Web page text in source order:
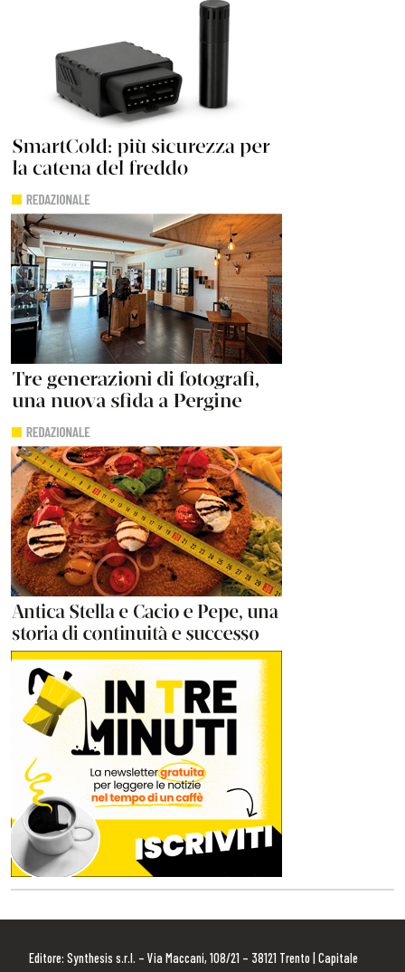
Editore: Synthesis s.r.l. – Via Maccani, 108/21 – 38121 Trento | Capitale